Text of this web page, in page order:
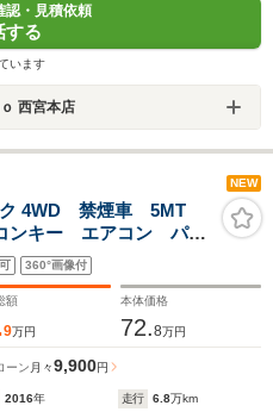
認・見積依頼
する
います
西宮本店
NEW
ク 4WD 禁煙車 5MT
ンキー エアコン パワ
ザー
360°画像付
額
9万円
本体価格
72.8万円
ーン 月々9,900円
2016年 走行 6.8万km